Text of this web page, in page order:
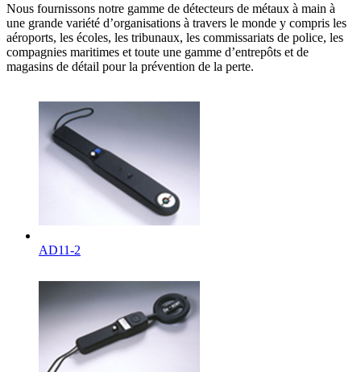
Nous fournissons notre gamme de détecteurs de métaux à main à
une grande variété d’organisations à travers le monde y compris les
aéroports, les écoles, les tribunaux, les commissariats de police, les
compagnies maritimes et toute une gamme d’entrepôts et de
magasins de détail pour la prévention de la perte.
AD11-2